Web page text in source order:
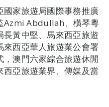
家旅遊局國際事務推廣
Azmi Abdullah、橫琴粵
黃中堅、馬來西亞旅遊
西亞華人旅遊業公會署
澳門六家綜合旅遊休閒
亞旅遊業界、傳媒及當